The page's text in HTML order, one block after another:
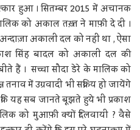
। सितम्बर 2015 में अचानक
को अकाल तख़्त ने माफ़ी दे दी ।
अन्दाज़ा अकाली दल को नहीं था , ऐसा
सिंह बादल को अकाली दल की
हैं । सच्चा सौदा डेरे के मालिक को
में उग्रवादी भी सक्रिय हो जायेंगे
है कि यह सब जानते बूझते हुये भी प्रकाश
को मुआफ़ी क्यों दिलवायी ? वैसे